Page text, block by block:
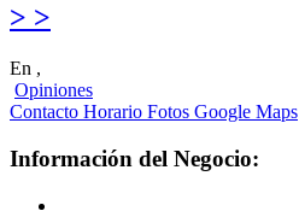
> >
En ,
Opiniones
Contacto Horario Fotos Google Maps
Información del Negocio: